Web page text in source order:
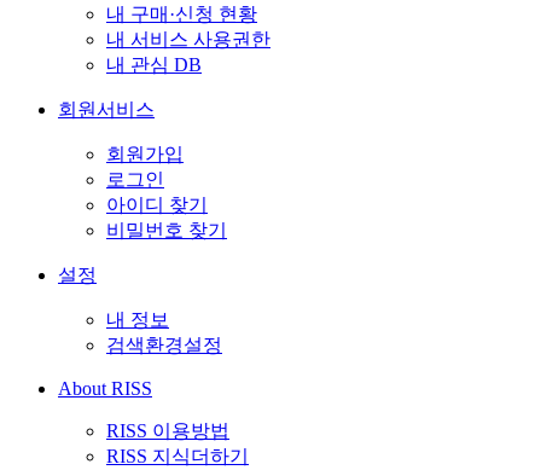
내 구매·신청 현황
내 서비스 사용권한
내 관심 DB
회원서비스
회원가입
로그인
아이디 찾기
비밀번호 찾기
설정
내 정보
검색환경설정
About RISS
RISS 이용방법
RISS 지식더하기